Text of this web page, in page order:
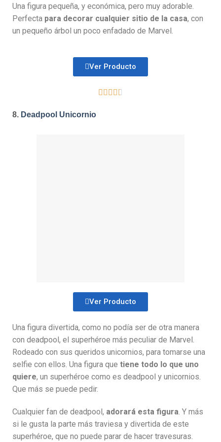
Una figura pequeña, y económica, pero muy adorable.
Perfecta para decorar cualquier sitio de la casa, con
un pequeño árbol un poco enfadado de Marvel.
Ver Producto
    
8. Deadpool Unicornio
Ver Producto
Una figura divertida, como no podía ser de otra manera
con deadpool, el superhéroe más peculiar de Marvel.
Rodeado con sus queridos unicornios, para tomarse una
selfie con ellos. Una figura que tiene todo lo que uno
quiere, un superhéroe como es deadpool y unicornios.
Que más se puede pedir.
Cualquier fan de deadpool, adorará esta figura. Y más
si le gusta la parte más traviesa y divertida de este
superhéroe, que no puede parar de hacer travesuras.